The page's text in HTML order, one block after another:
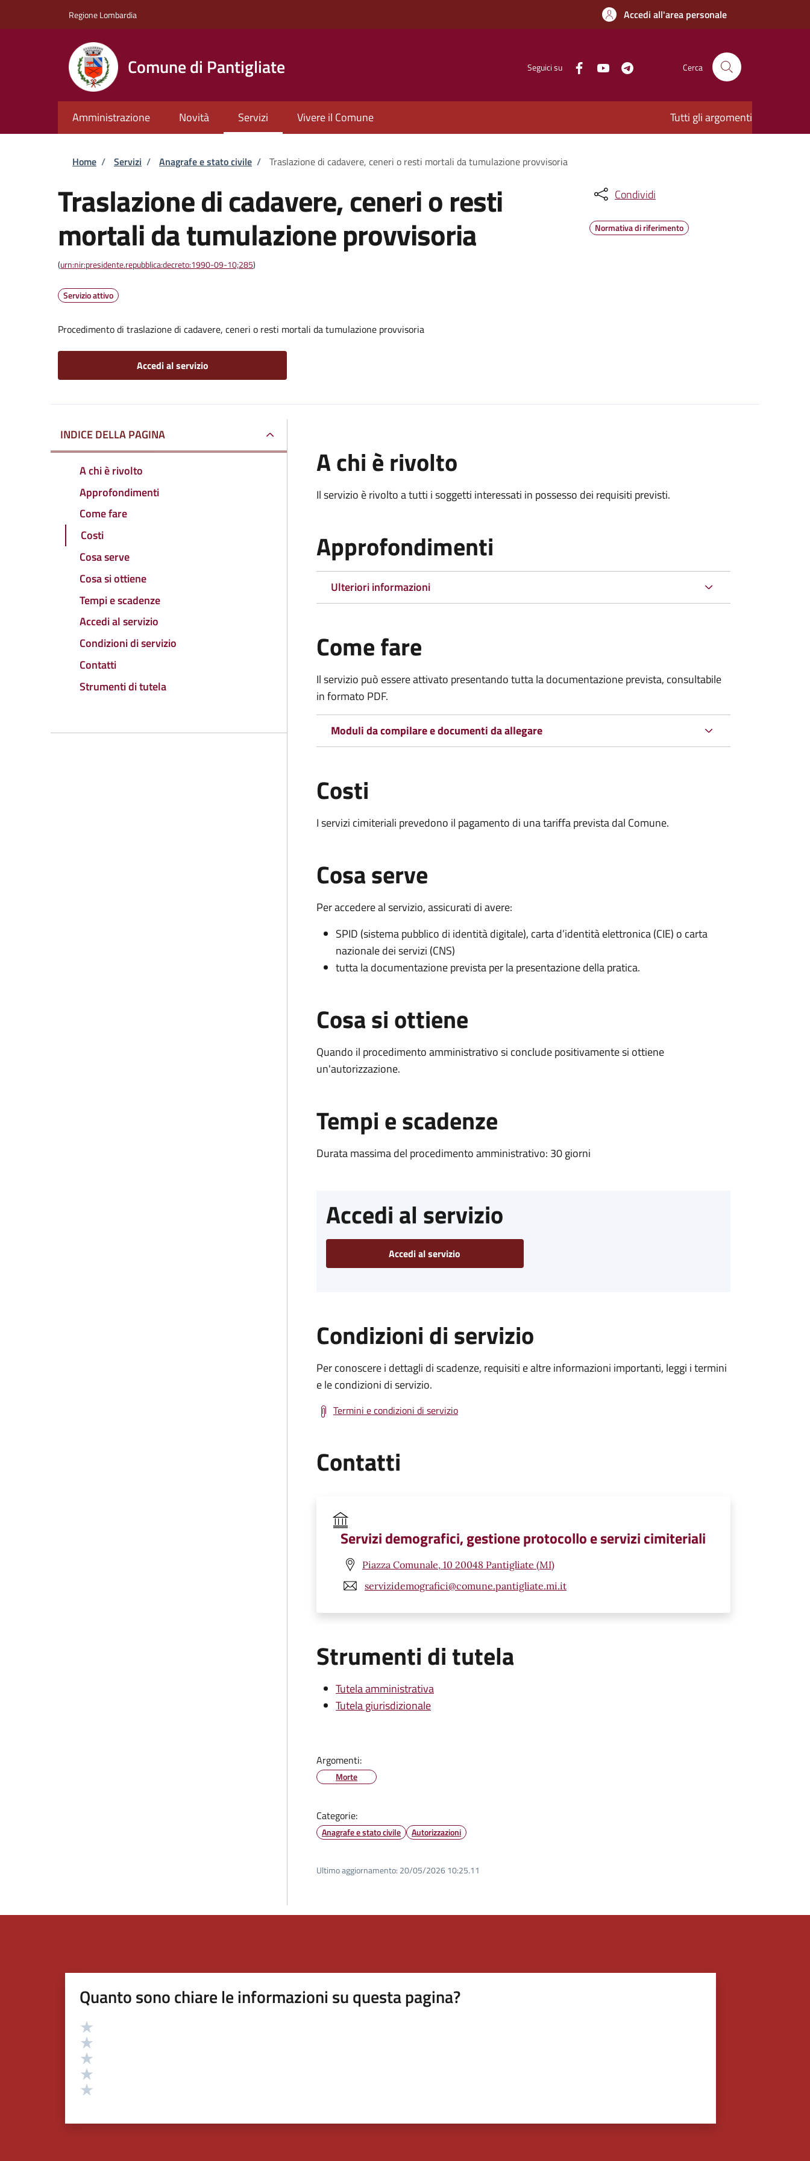
Regione Lombardia Accedi all'area personale
Comune di Pantigliate Seguici su Cerca
Amministrazione Novità Servizi Vivere il Comune Tutti gli argomenti
Briciole di pane
Home / Servizi / Anagrafe e stato civile / Traslazione di cadavere, ceneri o resti mortali da tumulazione provvisoria
Traslazione di cadavere, ceneri o resti
mortali da tumulazione provvisoria
(urn:nir:presidente.repubblica:decreto:1990-09-10;285)
Servizio attivo
Procedimento di traslazione di cadavere, ceneri o resti mortali da tumulazione provvisoria
Accedi al servizio
Condividi
Normativa di riferimento
INDICE DELLA PAGINA
A chi è rivolto
Approfondimenti
Come fare
Costi
Cosa serve
Cosa si ottiene
Tempi e scadenze
Accedi al servizio
Condizioni di servizio
Contatti
Strumenti di tutela
A chi è rivolto
Il servizio è rivolto a tutti i soggetti interessati in possesso dei requisiti previsti.
Approfondimenti
Ulteriori informazioni
Come fare
Il servizio può essere attivato presentando tutta la documentazione prevista, consultabile
in formato PDF.
Moduli da compilare e documenti da allegare
Costi
I servizi cimiteriali prevedono il pagamento di una tariffa prevista dal Comune.
Cosa serve
Per accedere al servizio, assicurati di avere:
SPID (sistema pubblico di identità digitale), carta d’identità elettronica (CIE) o carta
nazionale dei servizi (CNS)
tutta la documentazione prevista per la presentazione della pratica.
Cosa si ottiene
Quando il procedimento amministrativo si conclude positivamente si ottiene
un'autorizzazione.
Tempi e scadenze
Durata massima del procedimento amministrativo: 30 giorni
Accedi al servizio
Accedi al servizio
Condizioni di servizio
Per conoscere i dettagli di scadenze, requisiti e altre informazioni importanti, leggi i termini
e le condizioni di servizio.
Termini e condizioni di servizio
Contatti
Servizi demografici, gestione protocollo e servizi cimiteriali
Piazza Comunale, 10 20048 Pantigliate (MI)
servizidemografici@comune.pantigliate.mi.it
Strumenti di tutela
Tutela amministrativa
Tutela giurisdizionale
Argomenti:
Morte
Categorie:
Anagrafe e stato civile Autorizzazioni
Ultimo aggiornamento: 20/05/2026 10:25.11
Quanto sono chiare le informazioni su questa pagina?
Valutazione